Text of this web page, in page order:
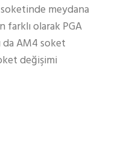
meydana
farklı olarak PGA
AM4 soket
değişimi